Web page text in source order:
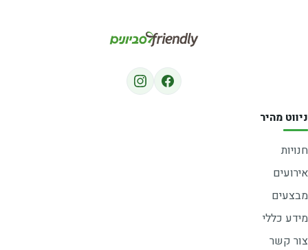
ניווט מהיר
חנויות
אירועים
מבצעים
מידע כללי
צור קשר